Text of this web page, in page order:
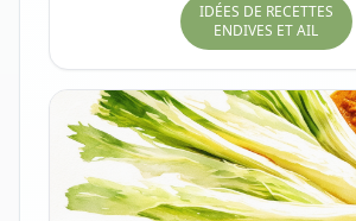
IDÉES DE RECETTES
ENDIVES ET AIL